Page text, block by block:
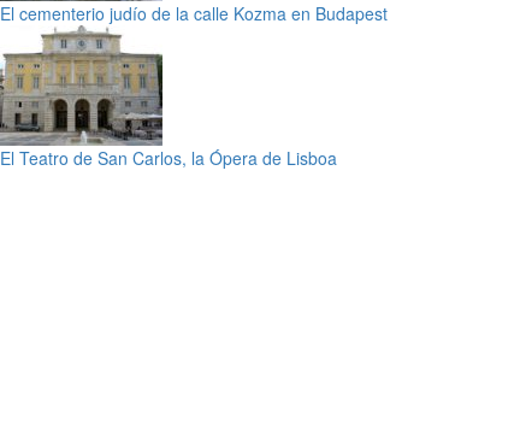
El cementerio judío de la calle Kozma en Budapest
El Teatro de San Carlos, la Ópera de Lisboa